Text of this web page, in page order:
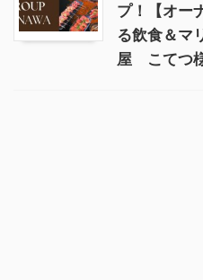
プ！【オー
る飲食＆マ
屋 こてつ